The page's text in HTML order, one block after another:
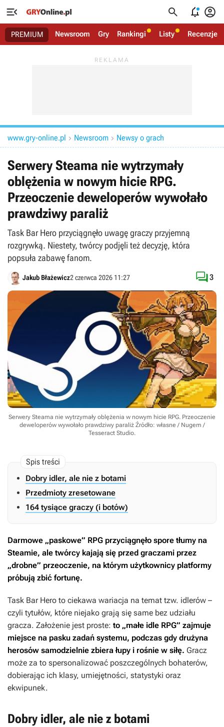
   
PREMIUM Newsroom Gry Rankingi Listy Recenzje
www.gry-online.pl  Newsroom  Newsy o grach
Serwery Steama nie wytrzymały
oblężenia w nowym hicie RPG.
Przeoczenie deweloperów wywołało
prawdziwy paraliż
Task Bar Hero przyciągnęło uwagę graczy przyjemną
rozgrywką. Niestety, twórcy podjęli też decyzję, która
popsuła zabawę fanom.
Jakub Błażewicz2 czerwca 2026 11:27 3
Serwery Steama nie wytrzymały oblężenia w nowym hicie RPG. Przeoczenie
deweloperów wywołało prawdziwy paraliż Źródło: własne / Nugem /
Tesseract Studio.
Dobry idler, ale nie z botami
Przedmioty zresetowane
164 tysiące graczy (i botów)
Darmowe „paskowe” RPG przyciągnęło spore tłumy na
Steamie, ale twórcy kajają się przed graczami przez
„drobne” przeoczenie, na którym użytkownicy platformy
próbują zbić fortunę.
Task Bar Hero to ciekawa wariacja na temat tzw. idlerów –
czyli tytułów, które niejako grają się same bez udziału
gracza. Założenie jest proste: to „małe idle RPG” zajmuje
miejsce na pasku zadań systemu, podczas gdy drużyna
herosów samodzielnie zbiera łupy i rośnie w siłę. Gracz
może za to spersonalizować poszczególnych bohaterów,
dobierając ich klasy, umiejętności, statystyki oraz
ekwipunek.
Dobry idler, ale nie z botami